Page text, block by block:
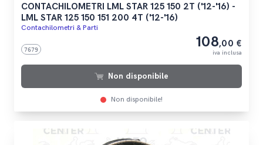
CONTACHILOMETRI LML STAR 125 150 2T ('12-'16) -
LML STAR 125 150 151 200 4T ('12-'16)
Contachilometri & Parti
7679 108,00 €
iva inclusa
Non disponibile
Non disponibile!